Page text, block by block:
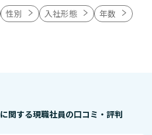
性別 入社形態
年数
に関する現職社員の口コミ・評判